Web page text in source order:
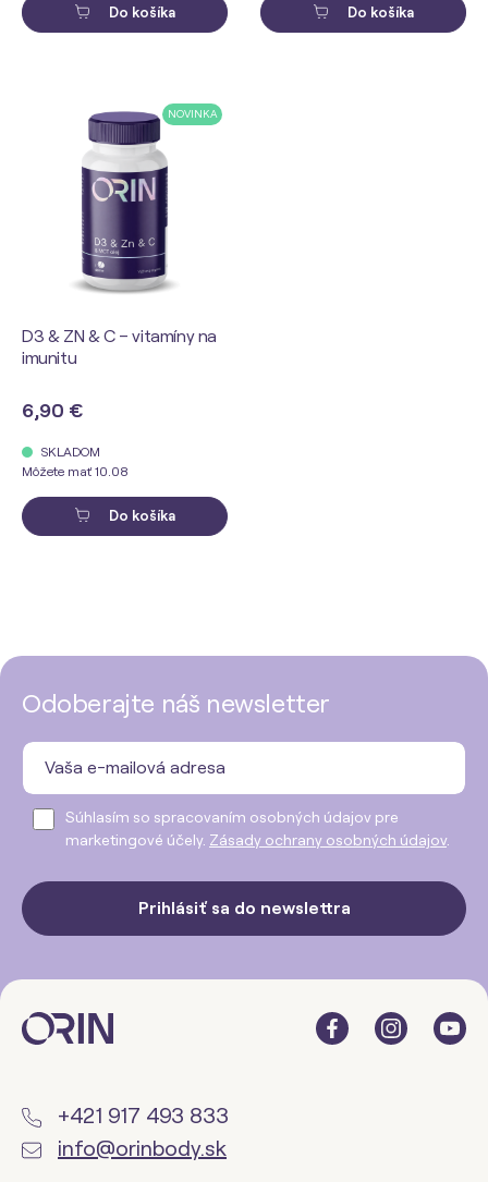
Do košíka Do košíka
NOVINKA
D3 & ZN & C – vitamíny na
imunitu
6,90 €
SKLADOM
Môžete mať 10.08
Do košíka
Odoberajte náš newsletter
Súhlasím so spracovaním osobných údajov pre
marketingové účely. Zásady ochrany osobných údajov.
Prihlásiť sa do newslettra
+421 917 493 833
info@orinbody.sk